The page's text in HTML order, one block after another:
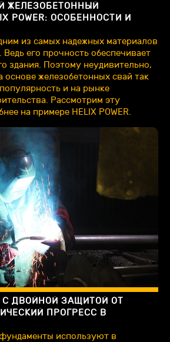
ЖЕЛЕЗОБЕТОННЫЙ
POWER: ОСОБЕННОСТИ И
из самых надежных материалов
Ведь его прочность обеспечивает
здания. Поэтому неудивительно,
железобетонных свай так
и на рынке
Рассмотрим эту
на примере HELIX POWER.
ДВОЙНОЙ ЗАЩИТОЙ ОТ
ПРОГРЕСС В
используют в